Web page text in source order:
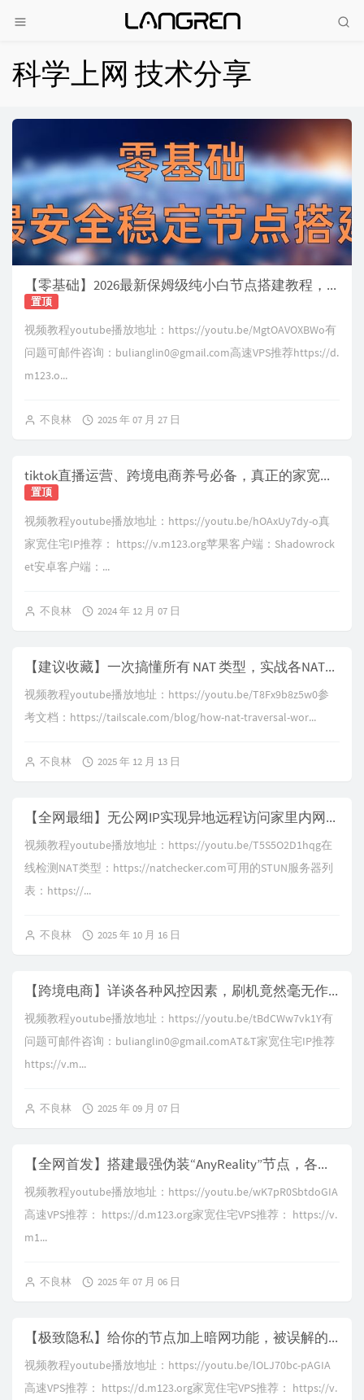
科学上网 技术分享
【零基础】2026最新保姆级纯小白节点搭建教程，人人都能学会，目前最简单、最安全、最稳定的专属节点搭建方法，手把手自建节点搭建教学，晚高峰高速稳定，4K秒开的科学上网线路体验
置顶
视频教程youtube播放地址：https://youtu.be/MgtOAVOXBWo有
问题可邮件咨询： bulianglin0@gmail.com高速VPS推荐https://d.
m123.o...
不良林 2025 年 07 月 27 日
tiktok直播运营、跨境电商养号必备，真正的家宽住宅IP推荐，直接跑到当地拉宽带的高质量住宅IP，杜绝IP质量问题导致限流、风控、降权，通过链式代理、二级代理复活住宅ip
置顶
视频教程youtube播放地址：https://youtu.be/hOAxUy7dy-o真
家宽住宅IP推荐： https://v.m123.org苹果客户端：Shadowrock
et安卓客户端：...
不良林 2024 年 12 月 07 日
【建议收藏】一次搞懂所有 NAT 类型，实战各NAT类型之间的打洞可行性，通过p2p vpn实现无公网ip穿透家庭内网，p2p直连打洞，游戏联机，BT下载
视频教程youtube播放地址：https://youtu.be/T8Fx9b8z5w0参
考文档：https://tailscale.com/blog/how-nat-traversal-wor...
不良林 2025 年 12 月 13 日
【全网最细】无公网IP实现异地远程访问家里内网设备，通过stun打洞穿透运营商NAT，实现P2P直连满速下载，无需花钱搭建内网穿透服务，打洞通信流程分析，stun、fullcone、nat1、CGNAT、完全锥形
视频教程youtube播放地址：https://youtu.be/T5S5O2D1hqg在
线检测NAT类型：https://natchecker.com可用的STUN服务器列
表：https://...
不良林 2025 年 10 月 16 日
【跨境电商】详谈各种风控因素，刷机竟然毫无作用？实战演示TikTok注册运营全过程分享，硬件设备选择、网络环境伪装、住宅IP和机房IP的区别、视频质量对自然推流的影响，跨境电商社交媒体运营风控预防指南
视频教程youtube播放地址：https://youtu.be/tBdCWw7vk1Y有
问题可邮件咨询： bulianglin0@gmail.comAT&T家宽住宅IP推荐
https://v.m...
不良林 2025 年 09 月 07 日
【全网首发】搭建最强伪装“AnyReality”节点，各代理协议抓包分析，实现任意协议搭配任意传输，ss+ws、ss+grpc+reality、无tls裸奔的trojan
视频教程youtube播放地址：https://youtu.be/wK7pR0SbtdoGIA
高速VPS推荐： https://d.m123.org家宽住宅VPS推荐： https://v.
m1...
不良林 2025 年 07 月 06 日
【极致隐私】给你的节点加上暗网功能，被误解的tor网络，完全免费的三重"链式代理"，普通浏览器上暗网，前置代理+tor+后置代理的配置方法｜黑暗网络｜tor网络｜洋葱路由
视频教程youtube播放地址：https://youtu.be/lOLJ70bc-pAGIA
高速VPS推荐： https://d.m123.org家宽住宅VPS推荐： https://v.